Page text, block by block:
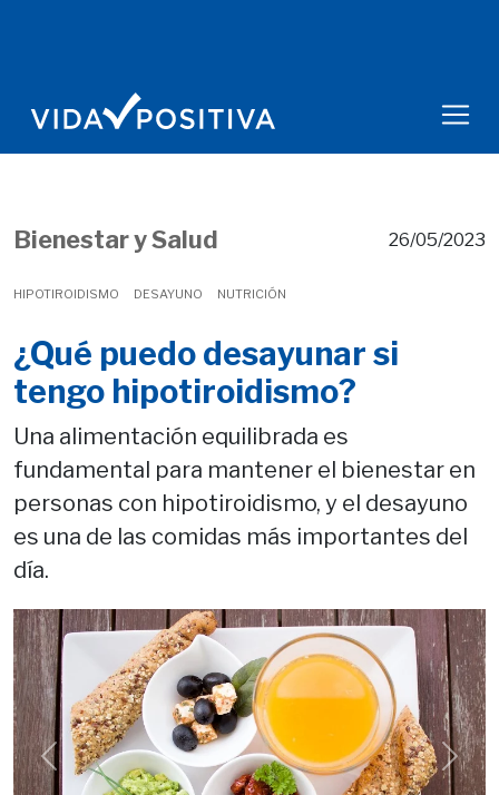
Bienestar y Salud
HIPOTIROIDISMO DESAYUNO NUTRICIÓN
26/05/2023
¿Qué puedo desayunar si
tengo hipotiroidismo?
Una alimentación equilibrada es
fundamental para mantener el bienestar en
personas con hipotiroidismo, y el desayuno
es una de las comidas más importantes del
día.
Previous Next